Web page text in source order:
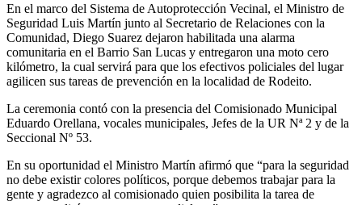
En el marco del Sistema de Autoprotección Vecinal, el Ministro de
Seguridad Luis Martín junto al Secretario de Relaciones con la
Comunidad, Diego Suarez dejaron habilitada una alarma
comunitaria en el Barrio San Lucas y entregaron una moto cero
kilómetro, la cual servirá para que los efectivos policiales del lugar
agilicen sus tareas de prevención en la localidad de Rodeito.
La ceremonia contó con la presencia del Comisionado Municipal
Eduardo Orellana, vocales municipales, Jefes de la UR Nª 2 y de la
Seccional Nº 53.
En su oportunidad el Ministro Martín afirmó que “para la seguridad
no debe existir colores políticos, porque debemos trabajar para la
gente y agradezco al comisionado quien posibilita la tarea de